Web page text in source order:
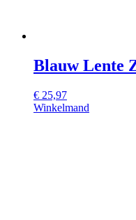
Blauw Lente
€ 25,97
Winkelmand